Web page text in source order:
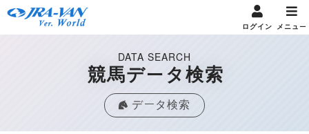
ログイン メニュー
DATA SEARCH
競馬データ検索
データ検索